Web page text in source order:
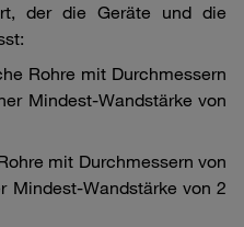
der die Geräte und die
Rohre mit Durchmessern
Mindest-Wandstärke von
mit Durchmessern von
Mindest-Wandstärke von 2